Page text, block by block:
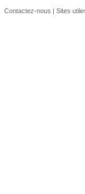
Contactez-nous | Sites